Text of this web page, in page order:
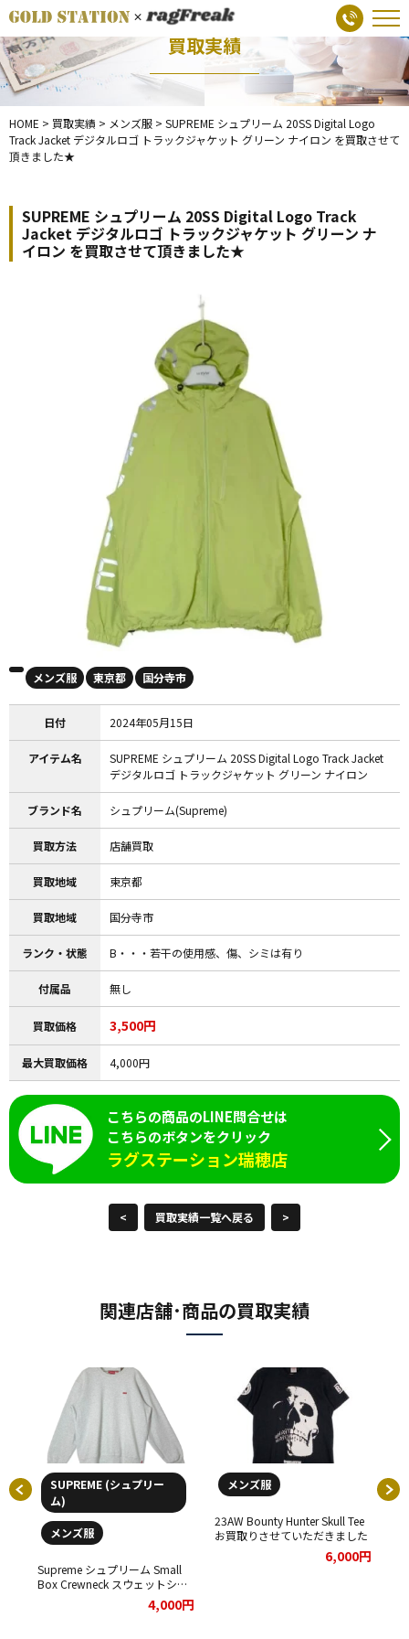
買取実績
HOME > 買取実績 > メンズ服 > SUPREME シュプリーム 20SS Digital Logo
Track Jacket デジタルロゴ トラックジャケット グリーン ナイロン を買取させて
頂きました★
SUPREME シュプリーム 20SS Digital Logo Track
Jacket デジタルロゴ トラックジャケット グリーン ナ
イロン を買取させて頂きました★
メンズ服 東京都 国分寺市
日付 2024年05月15日
アイテム名
SUPREME シュプリーム 20SS Digital Logo Track Jacket
デジタルロゴ トラックジャケット グリーン ナイロン
ブランド名 シュプリーム(Supreme)
買取方法 店舗買取
買取地域 東京都
買取地域 国分寺市
ランク・状態 B・・・若干の使用感、傷、シミは有り
付属品 無し
買取価格 3,500円
最大買取価格 4,000円
こちらの商品のLINE問合せは
こちらのボタンをクリック
ラグステーション瑞穂店
< 買取実績一覧へ戻る >
関連店舗･商品の買取実績
SUPREME (シュプリー
ム)
メンズ服
Supreme シュプリーム Small
Box Crewneck スウェットシャ
ツ をお買取りさせていただきま
4,000円
メンズ服
23AW Bounty Hunter Skull Tee
お買取りさせていただきました
6,000円